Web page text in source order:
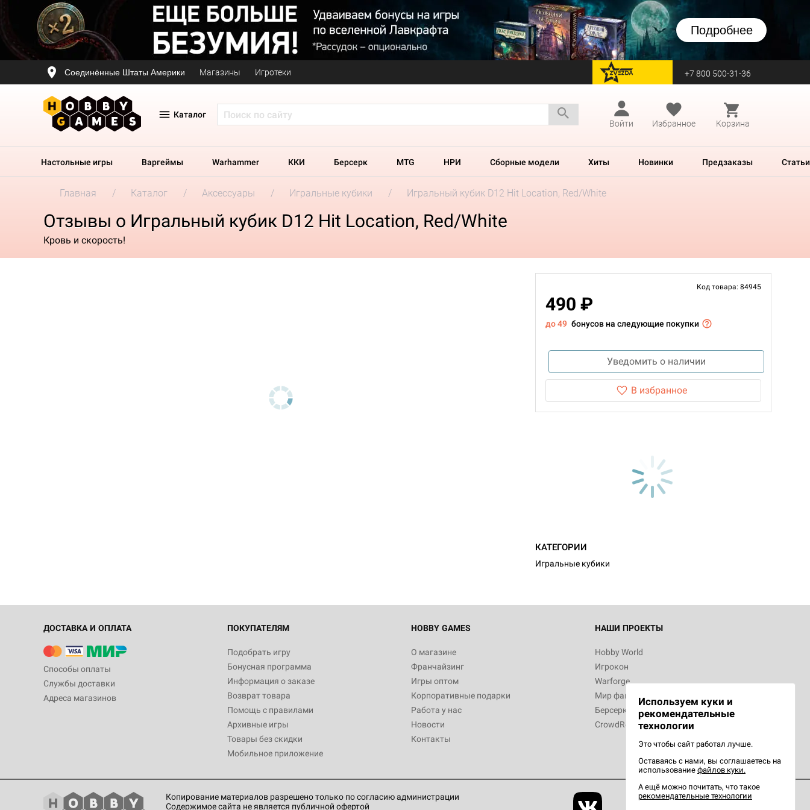
Подробнее
Соединённые Штаты Америки Магазины Игротеки перейти на Zvezda +7 800 500-31-36
Каталог
Войти
Избранное Корзина
Настольные игры Варгеймы Warhammer ККИ Берсерк MTG НРИ Сборные модели Хиты Новинки Предзаказы Статьи
Главная Каталог Аксессуары Игральные кубики Игральный кубик D12 Hit Location, Red/White
Отзывы о Игральный кубик D12 Hit Location, Red/White
Кровь и скорость!
Код товара: 84945
490 ₽
до 49 бонусов на следующие покупки
Уведомить о наличии
В избранное
КАТЕГОРИИ
Игральные кубики
ДОСТАВКА И ОПЛАТА
Способы оплаты
Службы доставки
Адреса магазинов
ПОКУПАТЕЛЯМ
Подобрать игру
Бонусная программа
Информация о заказе
Возврат товара
Помощь с правилами
Архивные игры
Товары без скидки
Мобильное приложение
HOBBY GAMES
О магазине
Франчайзинг
Игры оптом
Корпоративные подарки
Работа у нас
Новости
Контакты
НАШИ ПРОЕКТЫ
Hobby World
Игрокон
Warforge
Мир фантастики
Берсерк
CrowdRepublic
Копирование материалов разрешено только по согласию администрации
Содержимое сайта не является публичной офертой
Используем куки и
рекомендательные
технологии
Это чтобы сайт работал лучше.
Оставаясь с нами, вы соглашаетесь на
использование файлов куки.
А ещё можно почитать, что такое
рекомендательные технологии